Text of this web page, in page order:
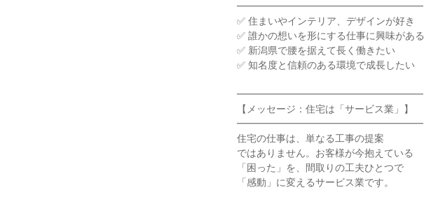
━━━━━━━━━━━━━━━━━━━
✅ 住まいやインテリア、デザインが好き
✅ 誰かの想いを形にする仕事に興味がある
✅ 新潟県で腰を据えて長く働きたい
✅ 知名度と信頼のある環境で成長したい
━━━━━━━━━━━━━━━━━━━
【メッセージ：住宅は「サービス業」】
━━━━━━━━━━━━━━━━━━━
住宅の仕事は、単なる工事の提案
ではありません。お客様が今抱えている
「困った」を、間取りの工夫ひとつで
「感動」に変えるサービス業です。